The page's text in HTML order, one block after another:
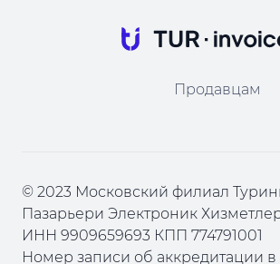
Продавцам
© 2023 Московский филиал
Пазарьери Электроник
ИНН 9909659693 КПП 774791001
Номер записи об аккредитации